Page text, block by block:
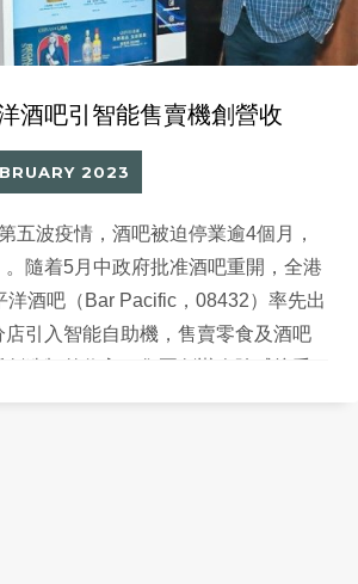
酒吧引智能售賣機創營收
2023
五波疫情，酒吧被迫停業逾4個月，
隨着5月中政府批准酒吧重開，全港
洋酒吧（Bar Pacific，08432）率先出
引入智能自助機，售賣零食及酒吧
意額回升至疫情前80%至90%，未